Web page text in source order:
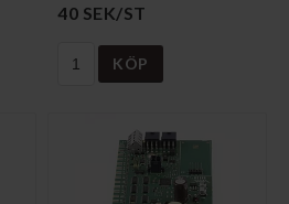
40 SEK/ST
KÖP